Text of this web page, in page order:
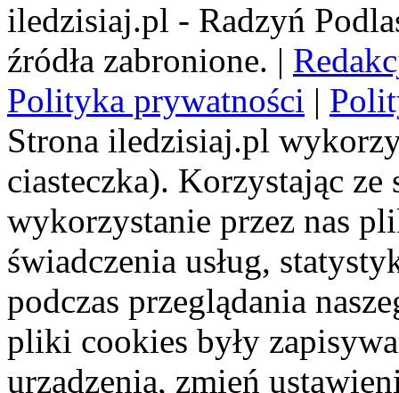
iledzisiaj.pl - Radzyń
źródła zabronione. |
Polityka prywatności |
Strona iledzisiaj.pl
ciasteczka). Korzystając
wykorzystanie przez nas
świadczenia usług,
podczas przeglądania
pliki cookies były
urządzenia, zmień